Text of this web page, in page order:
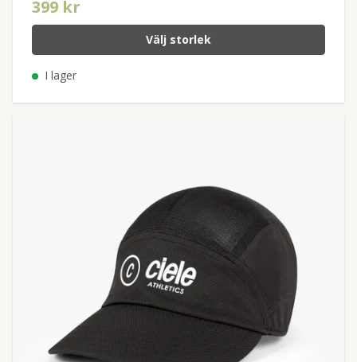
399 kr
Välj storlek
I lager